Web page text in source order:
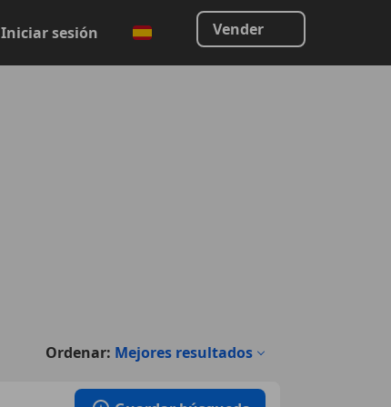
Iniciar sesión Vender
Ordenar: Mejores resultados